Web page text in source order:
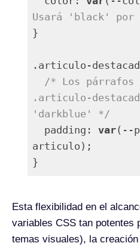
Usará 'black' por
}
.articulo-
/* Los párrafos
.articulo-
'darkblue' */
  padding:
var(--
articulo);
Esta flexibilidad en el
variables CSS tan potentes
temas visuales), la